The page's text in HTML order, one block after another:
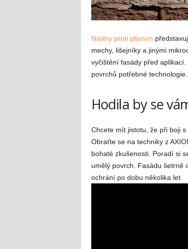
Nátěry proti plísním
mechy, lišejníky a jinými
vyčištění fasády před
povrchů potřebné technologie.
Hodila by se
Chcete mít jistotu, že při boji
Obraťte se na techniky z
bohaté zkušenosti. Poradí si
umělý povrch. Fasádu šetrně
ochrání po dobu několika let.